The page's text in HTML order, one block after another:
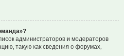
администраторов и модераторов
такую как сведения о форумах,